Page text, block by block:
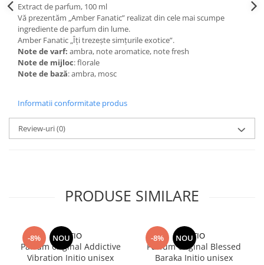
Extract de parfum, 100 ml
Vă prezentăm „Amber Fanatic” realizat din cele mai scumpe
ingrediente de parfum din lume.
Amber Fanatic „Îți trezește simțurile exotice”.
Note de varf: ambra, note aromatice, note fresh
Note de mijloc: florale
Note de bază: ambra, mosc
Informatii conformitate produs
Review-uri(0)
PRODUSE SIMILARE
-8% NOU
INITIO
Parfum original Addictive
Vibration Initio unisex
-8% NOU
INITIO
Parfum original Blessed
Baraka Initio unisex